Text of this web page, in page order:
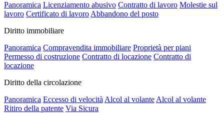
Panoramica Licenziamento abusivo Contratto di lavoro Molestie sul
lavoro Certificato di lavoro Abbandono del posto
Diritto immobiliare
Panoramica Compravendita immobiliare Proprietà per piani
Permesso di costruzione Contratto di locazione Contratto di
locazione
Diritto della circolazione
Panoramica Eccesso di velocità Alcol al volante Alcol al volante
Ritiro della patente Via Sicura